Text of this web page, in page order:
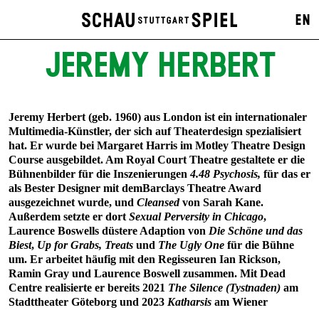
EN
JEREMY HERBERT
Jeremy Herbert (geb. 1960) aus London ist ein internationaler
Multimedia-Künstler, der sich auf Theaterdesign spezialisiert
hat. Er wurde bei Margaret Harris im Motley Theatre Design
Course ausgebildet. Am Royal Court Theatre gestaltete er die
Bühnenbilder für die Inszenierungen4.48 Psychosis, für das er
als Bester Designer mit demBarclays Theatre Award
ausgezeichnet wurde, und Cleansedvon Sarah Kane.
Außerdem setzte er dort Sexual Perversity in Chicago,
Laurence Boswells düstere Adaption von Die Schöne und das
Biest, Up for Grabs, Treats und The Ugly One für die Bühne
um. Er arbeitet häufig mit den Regisseuren Ian Rickson,
Ramin Gray und Laurence Boswell zusammen. Mit Dead
Centre realisierte er bereits 2021 The Silence (Tystnaden) am
Stadttheater Göteborg und 2023 Katharsis am Wiener